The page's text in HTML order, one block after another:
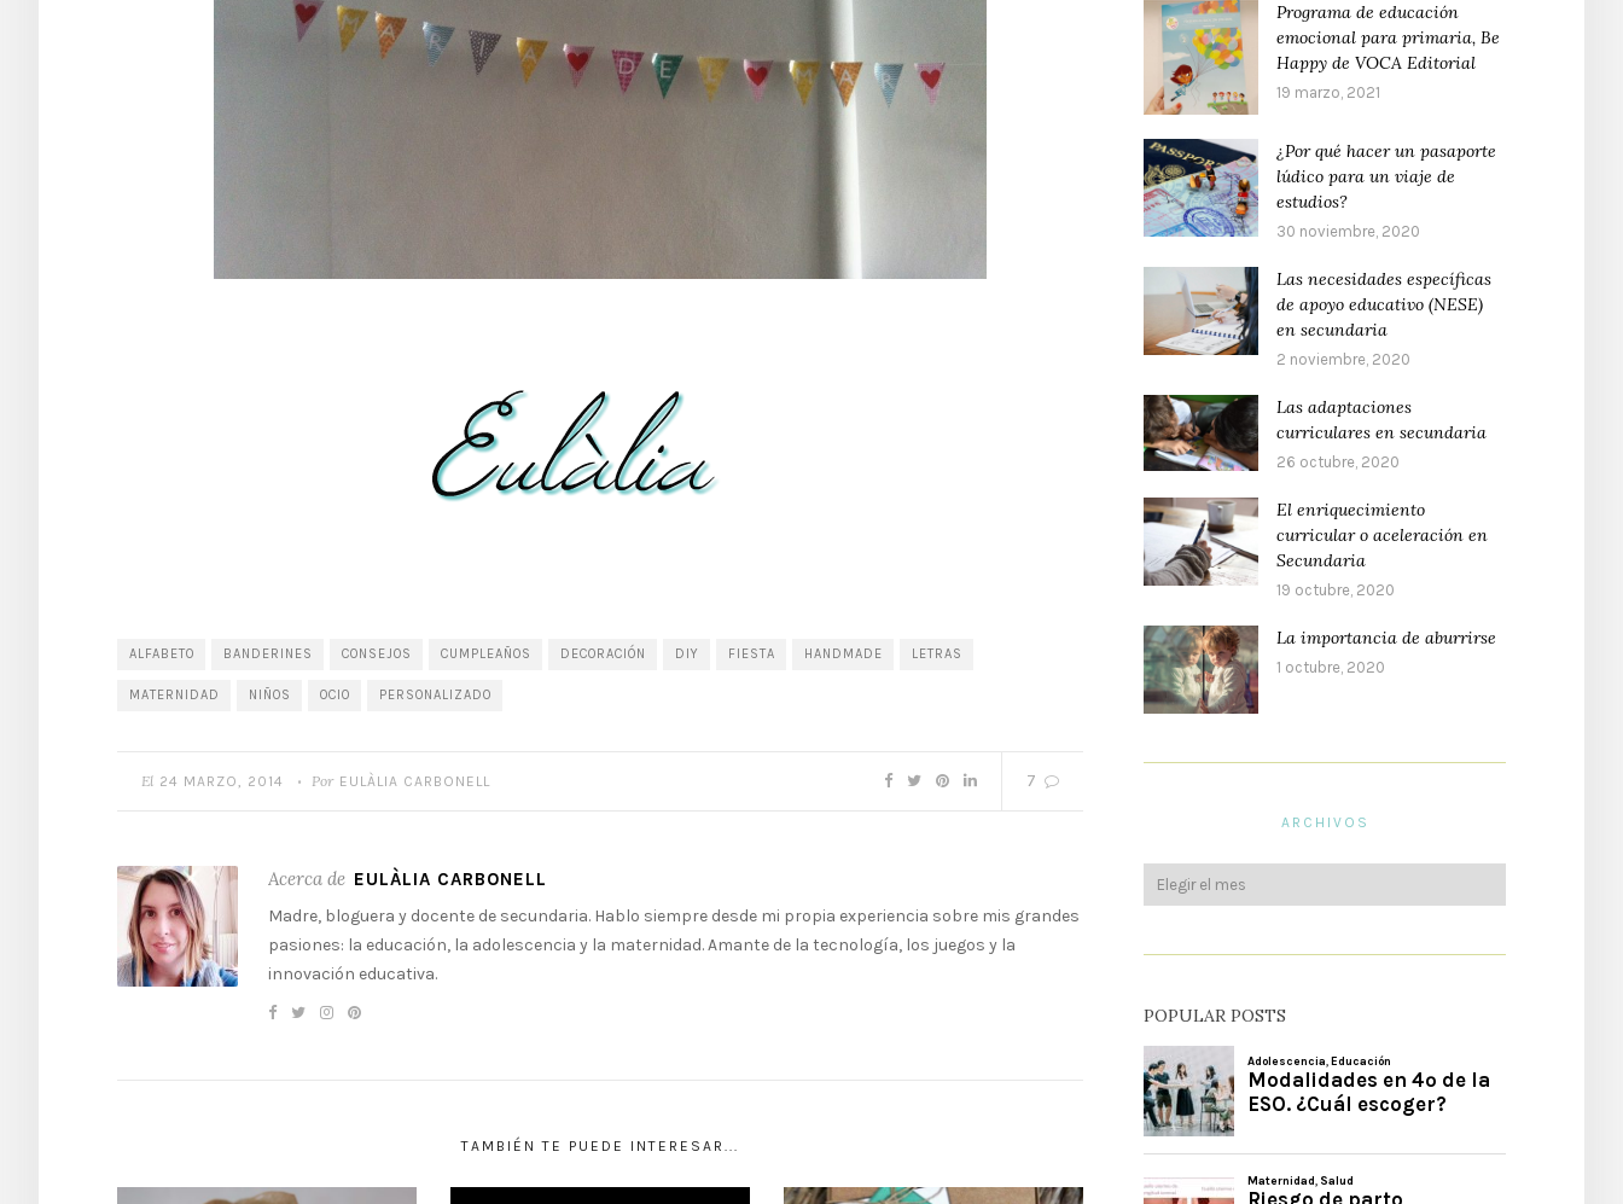
ALFABETO BANDERINES CONSEJOS CUMPLEAÑOS DECORACIÓN DIY FIESTA HANDMADE LETRAS
MATERNIDAD NIÑOS OCIO PERSONALIZADO
El 24 MARZO, 2014 • Por EULÀLIA CARBONELL 7
Acerca de EULÀLIA CARBONELL
Madre, bloguera y docente de secundaria. Hablo siempre desde mi propia experiencia sobre mis grandes
pasiones: la educación, la adolescencia y la maternidad. Amante de la tecnología, los juegos y la
innovación educativa.
TAMBIÉN TE PUEDE INTERESAR...
Programa de educación
emocional para primaria, Be
Happy de VOCA Editorial
19 marzo, 2021
¿Por qué hacer un pasaporte
lúdico para un viaje de
estudios?
30 noviembre, 2020
Las necesidades específicas
de apoyo educativo (NESE)
en secundaria
2 noviembre, 2020
Las adaptaciones
curriculares en secundaria
26 octubre, 2020
El enriquecimiento
curricular o aceleración en
Secundaria
19 octubre, 2020
La importancia de aburrirse
1 octubre, 2020
ARCHIVOS
POPULAR POSTS